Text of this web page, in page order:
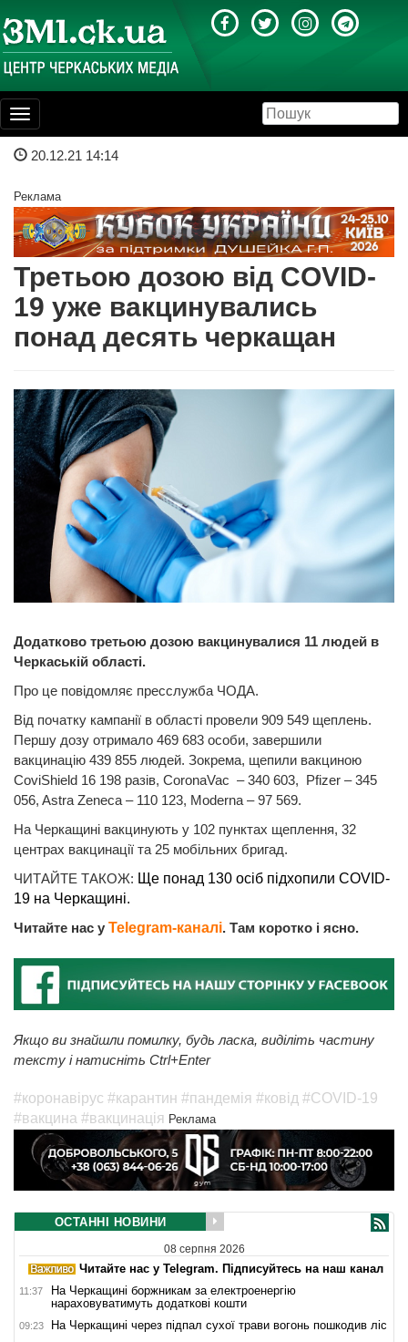
Toggle
navigation
20.12.21 14:14
Реклама
Третьою дозою від COVID-
19 уже вакцинувались
понад десять черкащан
Додатково третьою дозою вакцинувалися 11 людей в
Черкаській області.
Про це повідомляє пресслужба ЧОДА.
Від початку кампанії в області провели 909 549 щеплень.
Першу дозу отримало 469 683 особи, завершили
вакцинацію 439 855 людей. Зокрема, щепили вакциною
CoviShield 16 198 разів, CoronaVac – 340 603, Pfizer – 345
056, Astra Zeneca – 110 123, Moderna – 97 569.
На Черкащині вакцинують у 102 пунктах щеплення, 32
центрах вакцинації та 25 мобільних бригад.
ЧИТАЙТЕ ТАКОЖ: Ще понад 130 осіб підхопили COVID-
19 на Черкащині.
Читайте нас у Telegram-каналі. Там коротко і ясно.
Якщо ви знайшли помилку, будь ласка, виділіть частину
тексту і натисніть Ctrl+Enter
#коронавірус #карантин #пандемія #ковід #COVID-19
#вакцина #вакцинація Реклама
ОСТАННІ НОВИНИ
08 серпня 2026
Читайте нас у Telegram. Підписуйтесь на наш канал
11:37
На Черкащині боржникам за електроенергію
нараховуватимуть додаткові кошти
09:23 На Черкащині через підпал сухої трави вогонь пошкодив ліс